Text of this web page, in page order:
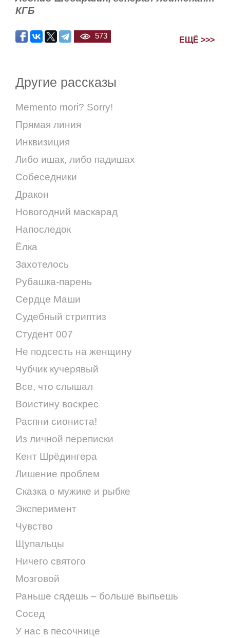
КГБ
573 ЕЩЁ >>>
Другие рассказы
Memento mori? Sorry!
Прямая линия
Инквизиция
Либо ишак, либо падишах
Собеседники
Дракон
Новогодний маскарад
Напоследок
Ёлка
Захотелось
Рубашка-парень
Сердце Маши
Судебный стриптиз
Студент 007
Не подсесть на женщину
Чубчик кучерявый
Все, что слышал
Воистину воскрес
Распни сиониста!
Из личной переписки
Кент Шрёдингера
Лишение проблем
Сказка о мужике и рыбке
Эксперимент
Чувство
Щупальцы
Ничего святого
Мозговой
Раньше сядешь – больше выпьешь
Сосед
У нас в песочнице